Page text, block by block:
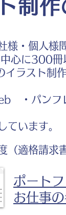
制作
・個人様
に300冊
ラスト制作
・パンフ
います。
適格請求
ポート
お仕事